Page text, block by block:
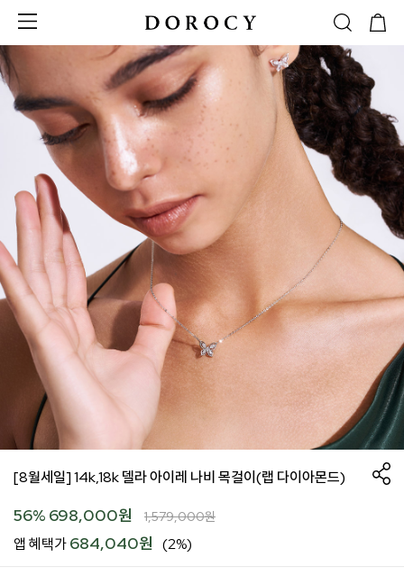
[8월세일] 14k,18k 델라 아이레 나비 목걸이(랩 다이아몬드)
56% 698,000원 1,579,000원
앱 혜택가684,040원 (2%)